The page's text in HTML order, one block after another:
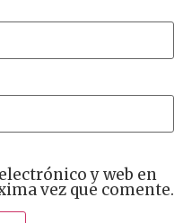
y web en
vez que comente.